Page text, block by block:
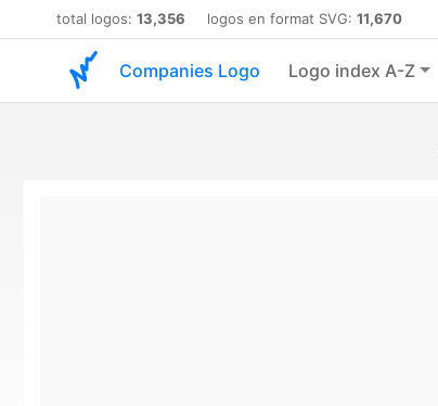
total logos: 13,356 logos en format SVG: 11,670
Companies Logo Logo index A-Z